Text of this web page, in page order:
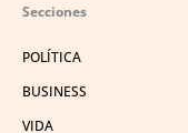
Secciones
POLÍTICA
BUSINESS
VIDA